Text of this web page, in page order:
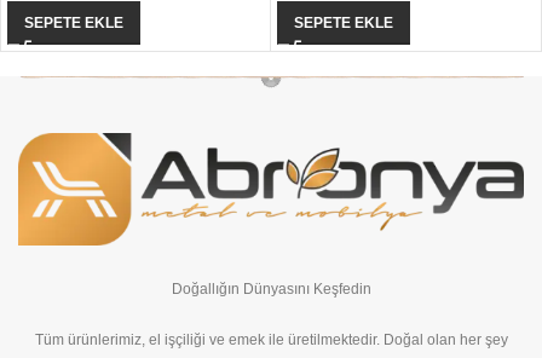
SEPETE EKLE SEPETE EKLE
Doğallığın Dünyasını Keşfedin
Tüm ürünlerimiz, el işçiliği ve emek ile üretilmektedir. Doğal olan her şey